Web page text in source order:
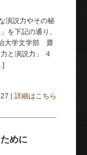
演説力やその秘
を下記の通り、
大学文学部 齋
と演説力」 ４
|詳細はこちら
めに